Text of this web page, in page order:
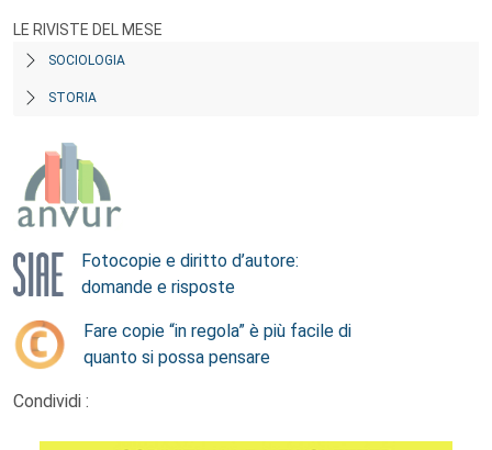
LE RIVISTE DEL MESE
SOCIOLOGIA
STORIA
Fotocopie e diritto d’autore:
domande e risposte
Fare copie “in regola” è più facile di
quanto si possa pensare
Condividi :